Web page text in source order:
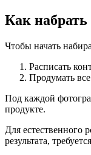
Как
Чтобы начать
Расписать
Продумать
Под каждой
продукте.
Для естественного
результата,